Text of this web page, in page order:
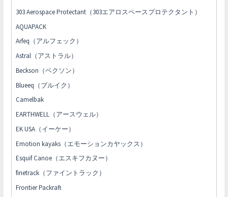
303 Aerospace Protectant（303エアロスペースプロテクタント）
AQUAPACK
Arfeq（アルフェック）
Astral（アストラル）
Beckson（ベクソン）
Blueeq（ブルイク）
Camelbak
EARTHWELL（アースウェル）
EK USA（イーケー）
Emotion kayaks（エモーションカヤックス）
Esquif Canoe（エスキフカヌー）
finetrack（ファイントラック）
Frontier Packraft